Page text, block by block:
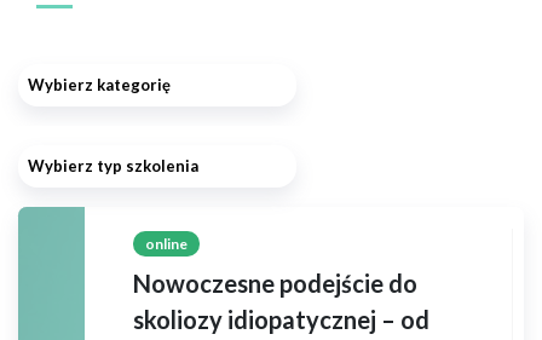
Wybierz kategorię
Wybierz typ szkolenia
online
Nowoczesne podejście do
skoliozy idiopatycznej – od